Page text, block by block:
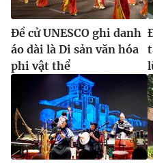
® Cấm sao chép dưới mọi hình
thuận bằng văn bản. Ghi rõ
thông tin từ website này.
Đề cử UNESCO ghi danh
áo dài là Di sản văn hóa
phi vật thể